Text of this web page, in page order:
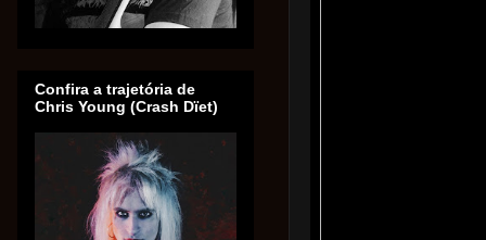
Confira a trajetória de
Chris Young (Crash Dïet)